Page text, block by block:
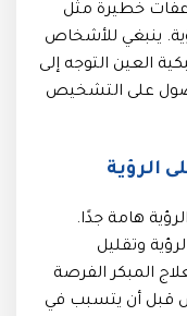
خطيرة مثل
ينبغي للأشخاص
العين التوجه إلى
على التشخيص
الرؤية
هامة جدًا.
وتقليل
المبكر الفرصة
قبل أن يتسبب في